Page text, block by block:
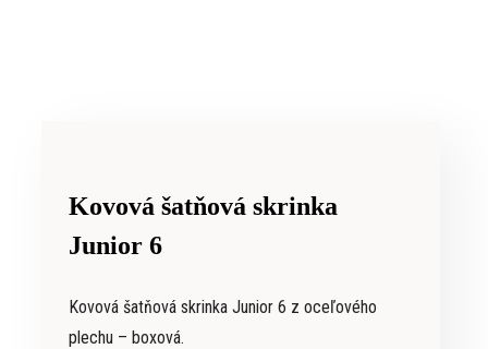
Kovová šatňová skrinka
Junior 6
Kovová šatňová skrinka Junior 6 z oceľového
plechu – boxová.